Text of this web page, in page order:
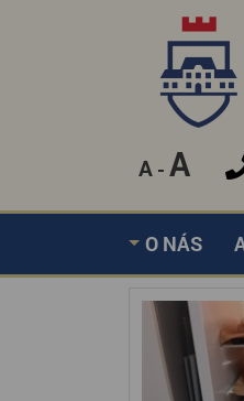
A - A
O NÁS
Úvodní stránka